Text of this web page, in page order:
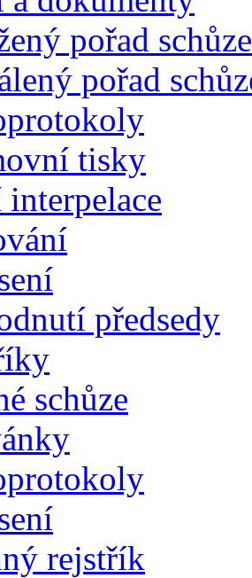
pořad schůze
pořad
tisky
předsedy
schůze
rejstřík